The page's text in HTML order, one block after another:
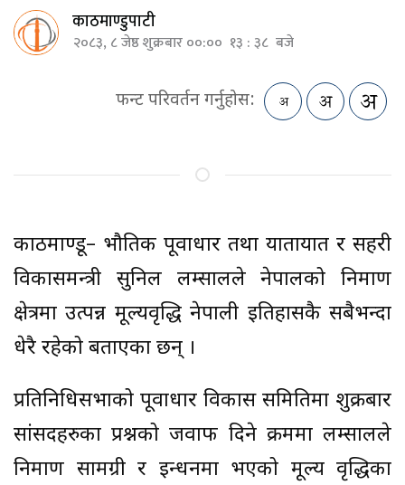
काठमाण्डुपाटी
२०८३, ८ जेष्ठ शुक्रबार ००:०० १३ : ३८ बजे
फन्ट परिवर्तन गर्नुहोस:
काठमाण्डू– भौतिक पूर्वाधार तथा यातायात र सहरी
विकासमन्त्री सुनिल लम्सालले नेपालको निर्माण
क्षेत्रमा उत्पन्न मूल्यवृद्धि नेपाली इतिहासकै सबैभन्दा
धेरै रहेको बताएका छन् ।
प्रतिनिधिसभाको पूर्वाधार विकास समितिमा शुक्रबार
सांसदहरुका प्रश्नको जवाफ दिने क्रममा लम्सालले
निर्माण सामग्री र इन्धनमा भएको मूल्य वृद्धिका